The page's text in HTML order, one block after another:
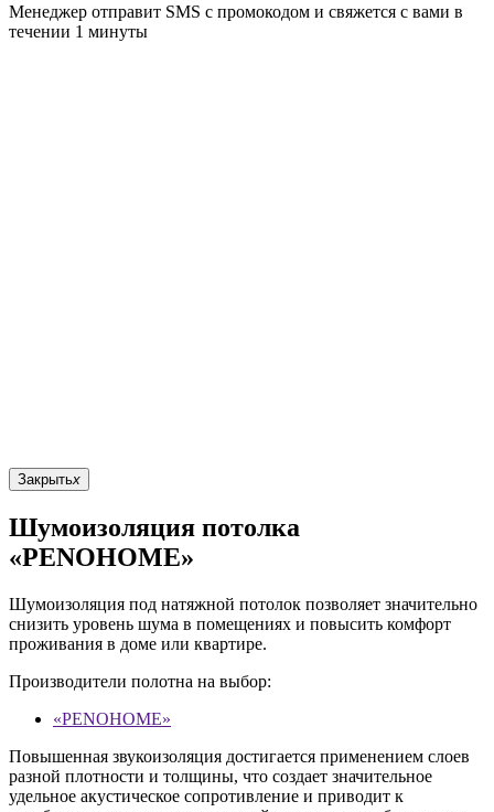
Менеджер отправит SMS с промокодом и свяжется с вами в
течении 1 минуты
Закрытьx
Шумоизоляция потолка
«PENOHOME»
Шумоизоляция под натяжной потолок позволяет значительно
снизить уровень шума в помещениях и повысить комфорт
проживания в доме или квартире.
Производители полотна на выбор:
«PENOHOME»
Повышенная звукоизоляция достигается применением слоев
разной плотности и толщины, что создает значительное
удельное акустическое сопротивление и приводит к